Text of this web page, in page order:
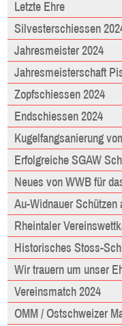
Letzte Ehre
Silvesterschiessen
Jahresmeister 2024
Jahresmeisterschaft
Zopfschiessen 2024
Endschiessen 2024
Kugelfangsanierung
Erfolgreiche SGAW
Neues von WWB für
Au-Widnauer Schützen
Rheintaler
Historisches Stoss-
Wir trauern um unser
Vereinsmatch 2024
OMM / Ostschweizer